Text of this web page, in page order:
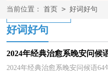
工作方案
当前位置： 首页 > 好词好句
好词好句
2024年经典治愈系晚安问候
2024年经典治愈系晚安问候语